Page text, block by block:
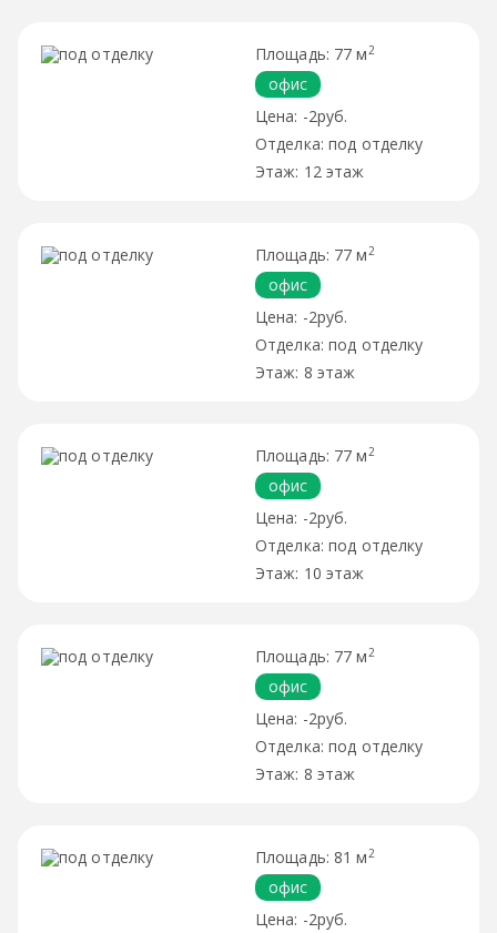
77 м 2
офис
-2руб.
под отделку
12 этаж
77 м 2
офис
-2руб.
под отделку
8 этаж
77 м 2
офис
-2руб.
под отделку
10 этаж
77 м 2
офис
-2руб.
под отделку
8 этаж
81 м 2
офис
-2руб.